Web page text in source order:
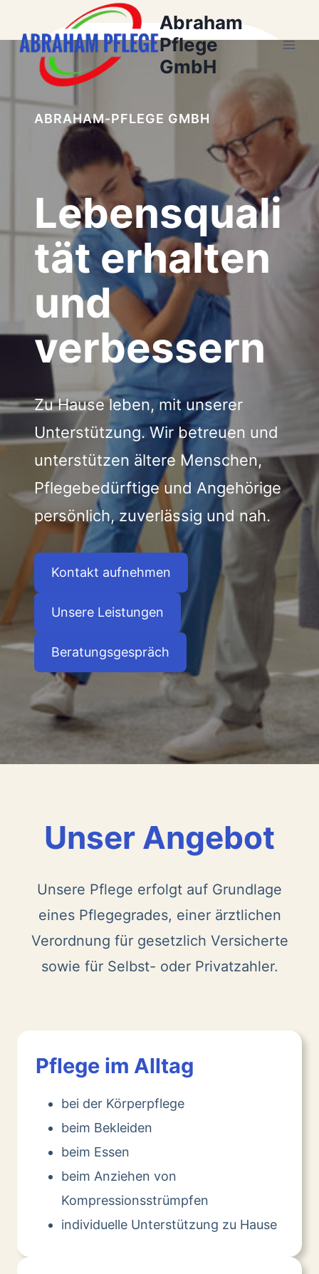
springen
Abraham
Pflege
GmbH
ABRAHAM-PFLEGE GMBH
Lebensquali
tät erhalten
und
verbessern
Zu Hause leben, mit unserer
Unterstützung. Wir betreuen und
unterstützen ältere Menschen,
Pflegebedürftige und Angehörige
persönlich, zuverlässig und nah.
Kontakt aufnehmen
Unsere Leistungen
Beratungsgespräch
Unser Angebot
Unsere Pflege erfolgt auf Grundlage
eines Pflegegrades, einer ärztlichen
Verordnung für gesetzlich Versicherte
sowie für Selbst- oder Privatzahler.
Pflege im Alltag
bei der Körperpflege
beim Bekleiden
beim Essen
beim Anziehen von
Kompressionsstrümpfen
individuelle Unterstützung zu Hause